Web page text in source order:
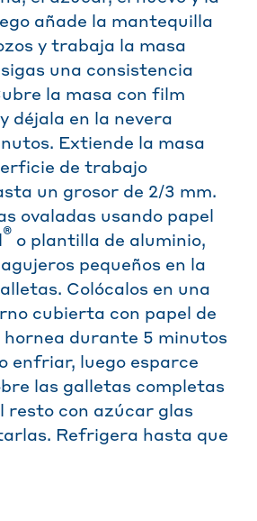
añade la mantequilla
y trabaja la masa
una consistencia
la masa con film
déjala en la nevera
Extiende la masa
de trabajo
un grosor de 2/3 mm.
ovaladas usando papel
® o plantilla de aluminio,
pequeños en la
Colócalos en una
cubierta con papel de
hornea durante 5 minutos
enfriar, luego esparce
las galletas completas
resto con azúcar glas
Refrigera hasta que